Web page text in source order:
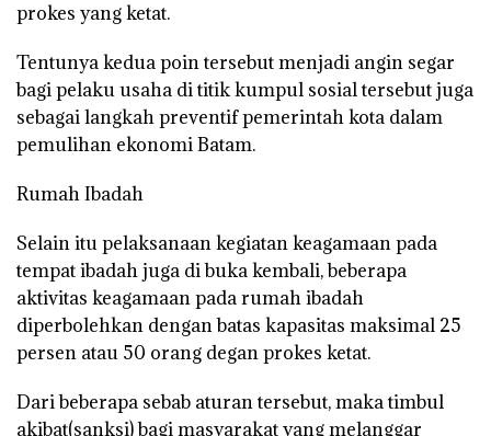
prokes yang ketat.
Tentunya kedua poin tersebut menjadi angin segar
bagi pelaku usaha di titik kumpul sosial tersebut juga
sebagai langkah preventif pemerintah kota dalam
pemulihan ekonomi Batam.
Rumah Ibadah
Selain itu pelaksanaan kegiatan keagamaan pada
tempat ibadah juga di buka kembali, beberapa
aktivitas keagamaan pada rumah ibadah
diperbolehkan dengan batas kapasitas maksimal 25
persen atau 50 orang degan prokes ketat.
Dari beberapa sebab aturan tersebut, maka timbul
akibat(sanksi) bagi masyarakat yang melanggar